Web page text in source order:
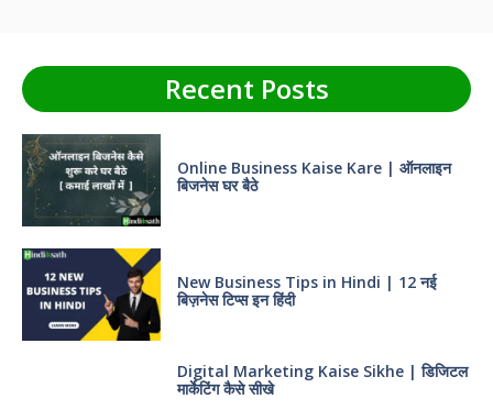
Recent Posts
Online Business Kaise Kare | ऑनलाइन
बिजनेस घर बैठे
New Business Tips in Hindi | 12 नई
बिज़नेस टिप्स इन हिंदी
Digital Marketing Kaise Sikhe | डिजिटल
मार्केटिंग कैसे सीखे